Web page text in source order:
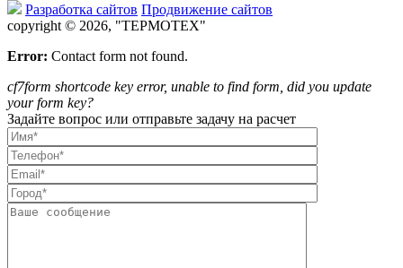
Разработка сайтов Продвижение сайтов
copyright © 2026, "ТЕРМОТЕХ"
Error: Contact form not found.
cf7form shortcode key error, unable to find form, did you update
your form key?
Задайте вопрос или отправьте задачу на расчет